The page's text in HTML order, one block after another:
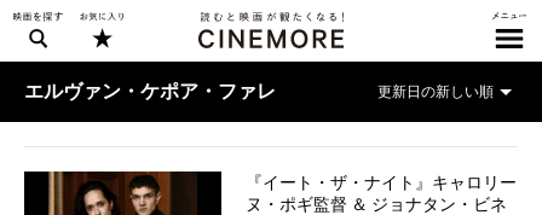
エルヴァン・ケポア・ファレ
『イート・ザ・ナイト』キャロリー
ヌ・ポギ監督 ＆ ジョナタン・ビネ